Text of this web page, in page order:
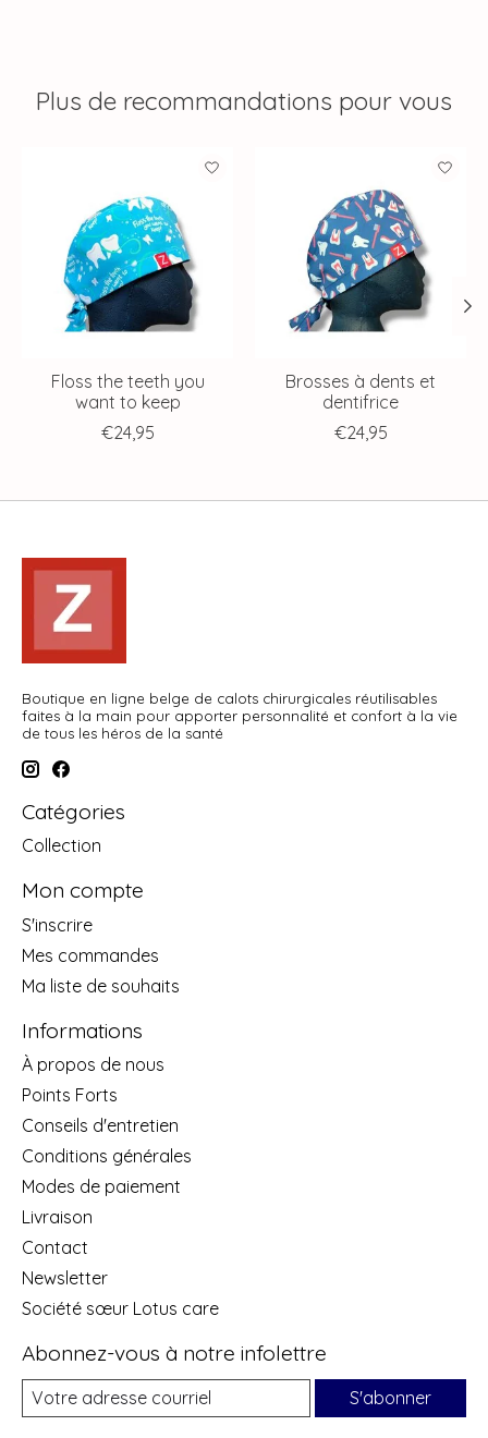
Plus de recommandations pour vous
Articles du carrousel de produits
Floss the teeth you
want to keep
€24,95
Brosses à dents et
dentifrice
€24,95
Boutique en ligne belge de calots chirurgicales réutilisables
faites à la main pour apporter personnalité et confort à la vie
de tous les héros de la santé
Catégories
Collection
Mon compte
S'inscrire
Mes commandes
Ma liste de souhaits
Informations
À propos de nous
Points Forts
Conseils d'entretien
Conditions générales
Modes de paiement
Livraison
Contact
Newsletter
Société sœur Lotus care
Abonnez-vous à notre infolettre
S'abonner